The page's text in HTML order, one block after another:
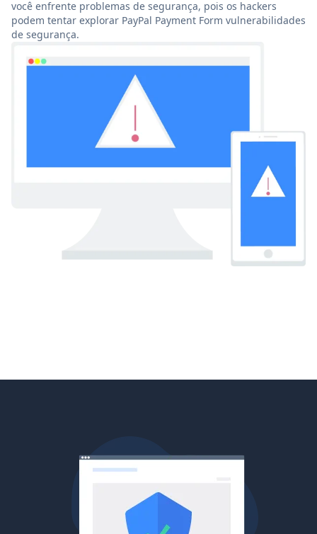
você enfrente problemas de segurança, pois os hackers
podem tentar explorar PayPal Payment Form vulnerabilidades
de segurança.